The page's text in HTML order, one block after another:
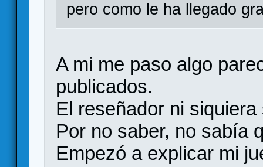
pero como le ha llegado
A mi me paso algo
publicados.
El reseñador ni
Por no saber, no sabía
Empezó a explicar mi